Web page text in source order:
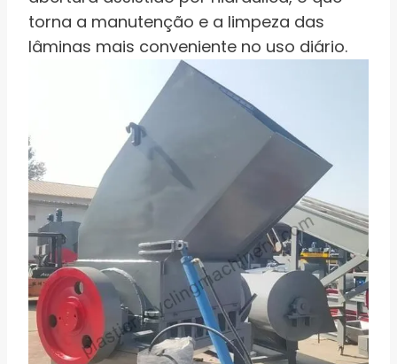
torna a manutenção e a limpeza das
lâminas mais conveniente no uso diário.